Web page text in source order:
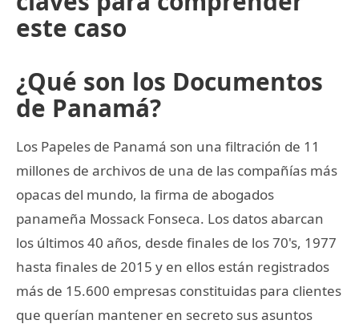
este caso
¿Qué son los Documentos
de Panamá?
Los Papeles de Panamá son una filtración de 11
millones de archivos de una de las compañías más
opacas del mundo, la firma de abogados
panameña Mossack Fonseca. Los datos abarcan
los últimos 40 años, desde finales de los 70's, 1977
hasta finales de 2015 y en ellos están registrados
más de 15.600 empresas constituidas para clientes
que querían mantener en secreto sus asuntos